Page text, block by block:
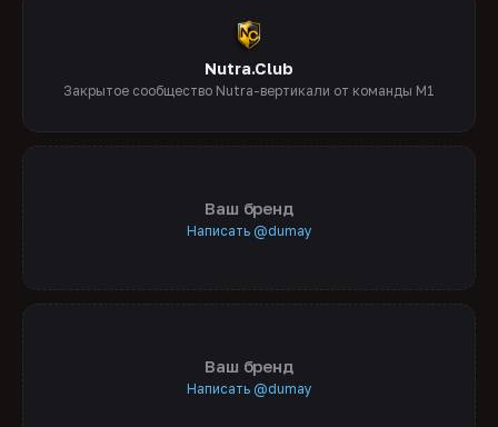
Nutra.Club
Закрытое сообщество Nutra-вертикали от команды M1
Ваш бренд
Написать @dumay
Ваш бренд
Написать @dumay